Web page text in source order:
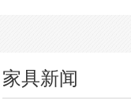
家具新闻